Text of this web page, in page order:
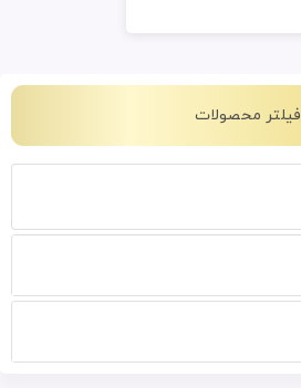
فیلتر محصولات